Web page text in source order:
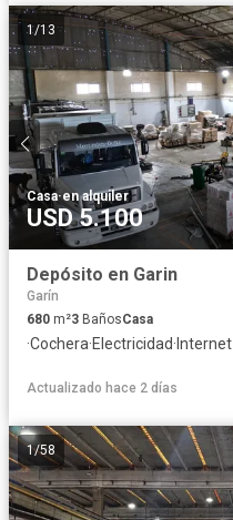
1/13
Casa·en alquiler
USD 5.100
Depósito en Garin
Garín
680 m²3 BañosCasa
·Cochera·Electricidad·Internet
Actualizado hace 2 días
1/58